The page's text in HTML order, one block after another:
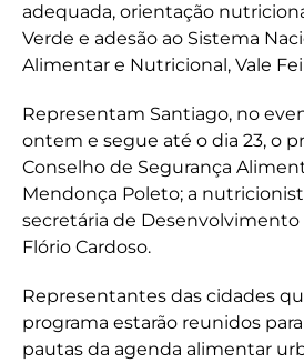
adequada, orientação
Verde e adesão ao Sistema
Alimentar e Nutricional, Vale
Representam Santiago, no
ontem e segue até o dia 23, o
Conselho de Segurança
Mendonça Poleto; a
secretária de Desenvolvimento
Flório Cardoso.
Representantes das cidades
programa estarão reunidos
pautas da agenda alimentar